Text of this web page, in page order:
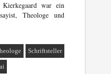
war ein
Theologe und
Schriftsteller